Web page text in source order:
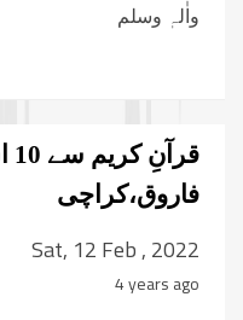
واٰلہٖ وسلم
فاروق،کراچی
Sat, 12 Feb , 2022
4 years ago